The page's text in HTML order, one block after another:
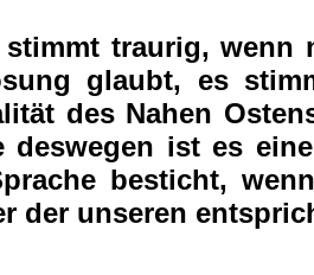
stimmt traurig, wenn
glaubt, es
des Nahen
deswegen ist es
besticht,
der unseren